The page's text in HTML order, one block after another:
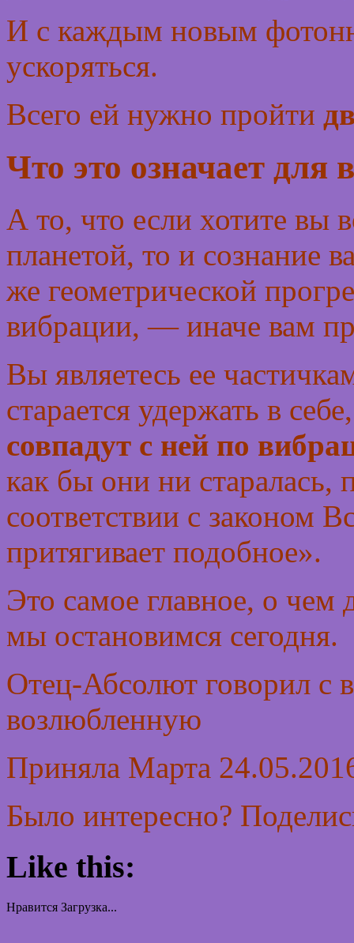
И с каждым новым
ускоряться.
Всего ей нужно пройти
Что это означает для
А то, что если хотите вы
планетой, то и сознание
же геометрической
вибрации, — иначе вам
Вы являетесь ее
старается удержать в
совпадут с ней по
как бы они ни старалась,
соответствии с законом
притягивает подобное».
Это самое главное, о
мы остановимся сегодня.
Отец-Абсолют говорил с
возлюбленную
Приняла Марта
Было интересно?
Like this:
Нравится Загрузка...